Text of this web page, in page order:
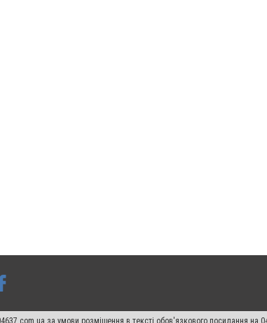
за умови розміщення в тексті обов'язкового посилання